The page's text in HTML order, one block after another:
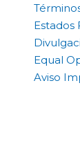
Estados
Equal
Aviso